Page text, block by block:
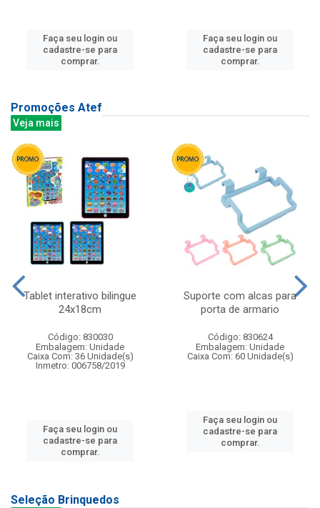
Faça seu login ou
cadastre-se para
comprar.
Faça seu login ou
cadastre-se para
comprar.
Promoções Atef
Veja mais
Tablet interativo bilingue
24x18cm
Código: 830030
Embalagem: Unidade
Caixa Com: 36 Unidade(s)
Inmetro: 006758/2019
Faça seu login ou
cadastre-se para
comprar.
Suporte com alcas para
porta de armario
Código: 830624
Embalagem: Unidade
Caixa Com: 60 Unidade(s)
Faça seu login ou
cadastre-se para
comprar.
Seleção Brinquedos